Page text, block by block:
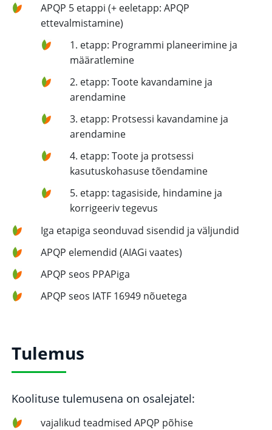
APQP 5 etappi (+ eeletapp: APQP
ettevalmistamine)
1. etapp: Programmi planeerimine ja
määratlemine
2. etapp: Toote kavandamine ja
arendamine
3. etapp: Protsessi kavandamine ja
arendamine
4. etapp: Toote ja protsessi
kasutuskohasuse tõendamine
5. etapp: tagasiside, hindamine ja
korrigeeriv tegevus
Iga etapiga seonduvad sisendid ja väljundid
APQP elemendid (AIAGi vaates)
APQP seos PPAPiga
APQP seos IATF 16949 nõuetega
Tulemus
Koolituse tulemusena on osalejatel:
vajalikud teadmised APQP põhise